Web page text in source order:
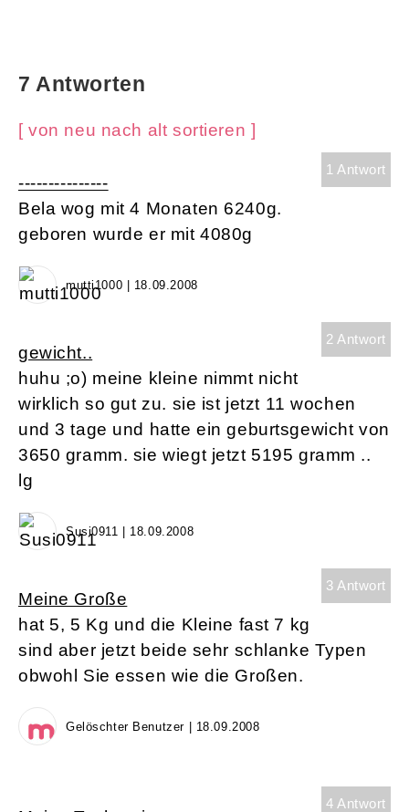
7 Antworten
[ von neu nach alt sortieren ]
1 Antwort
---------------
Bela wog mit 4 Monaten 6240g.
geboren wurde er mit 4080g
mutti1000 | 18.09.2008
2 Antwort
gewicht..
huhu ;o) meine kleine nimmt nicht
wirklich so gut zu. sie ist jetzt 11 wochen
und 3 tage und hatte ein geburtsgewicht von
3650 gramm. sie wiegt jetzt 5195 gramm ..
lg
Susi0911 | 18.09.2008
3 Antwort
Meine Große
hat 5, 5 Kg und die Kleine fast 7 kg
sind aber jetzt beide sehr schlanke Typen
obwohl Sie essen wie die Großen.
Gelöschter Benutzer | 18.09.2008
4 Antwort